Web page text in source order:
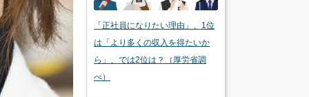
「正社員になりたい理由」、1位
は「より多くの収入を得たいか
ら」、では2位は？（厚労省調
べ）